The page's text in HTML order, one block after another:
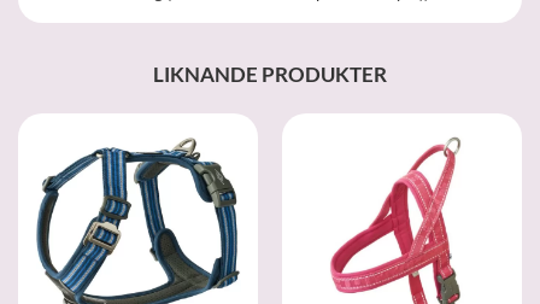
LIKNANDE PRODUKTER